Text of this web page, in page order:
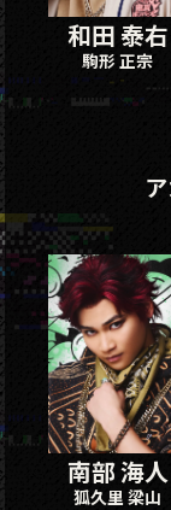
和田 泰右
駒形 正宗
南部 海人
狐久里 梁山